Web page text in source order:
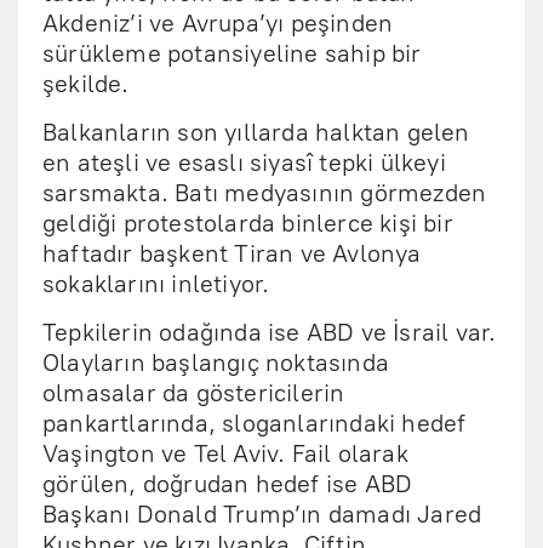
Akdeniz’i ve Avrupa’yı peşinden
sürükleme potansiyeline sahip bir
şekilde.
Balkanların son yıllarda halktan gelen
en ateşli ve esaslı siyasî tepki ülkeyi
sarsmakta. Batı medyasının görmezden
geldiği protestolarda binlerce kişi bir
haftadır başkent Tiran ve Avlonya
sokaklarını inletiyor.
Tepkilerin odağında ise ABD ve İsrail var.
Olayların başlangıç noktasında
olmasalar da göstericilerin
pankartlarında, sloganlarındaki hedef
Vaşington ve Tel Aviv. Fail olarak
görülen, doğrudan hedef ise ABD
Başkanı Donald Trump’ın damadı Jared